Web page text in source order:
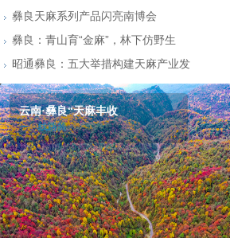
彝良天麻系列产品闪亮南博会
彝良：青山育“金麻”，林下仿野生
昭通彝良：五大举措构建天麻产业发
云南·彝良“天麻丰收
一、线路简